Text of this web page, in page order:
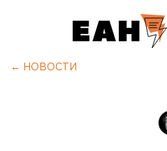
← НОВОСТИ